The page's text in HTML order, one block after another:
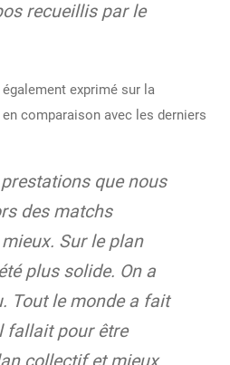
recueillis par le
exprimé sur la
comparaison avec les derniers
que nous
des matchs
Sur le plan
plus solide. On a
Tout le monde a fait
fallait pour être
collectif et mieux